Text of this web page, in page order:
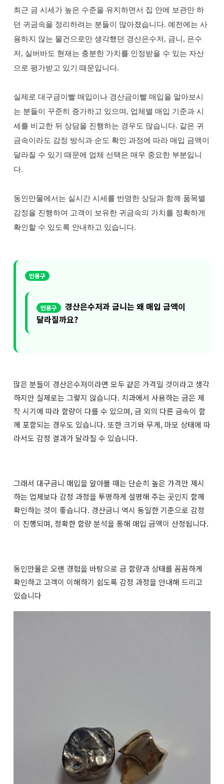
최근 금 시세가 높은 수준을 유지하면서 집 안에 보관만 하
던 귀금속을 정리하려는 분들이 많아졌습니다. 예전에는 사
용하지 않는 물건으로만 생각했던 경산은수저, 금니, 은수
저, 실버바도 현재는 충분한 가치를 인정받을 수 있는 자산
으로 평가받고 있기 때문입니다.
실제로 대구금이빨 매입이나 경산금이빨 매입을 알아보시
는 분들이 꾸준히 증가하고 있으며, 업체별 매입 기준과 시
세를 비교한 뒤 상담을 진행하는 경우도 많습니다. 같은 귀
금속이라도 감정 방식과 순도 확인 과정에 따라 매입 금액이
달라질 수 있기 때문에 업체 선택은 매우 중요한 부분입니
다.
동인만물에서는 실시간 시세를 반영한 상담과 함께 품목별
감정을 진행하여 고객이 보유한 귀금속의 가치를 정확하게
확인할 수 있도록 안내하고 있습니다.
경산은수저과 금니는 왜 매입 금액이
달라질까요?
많은 분들이 경산은수저이라면 모두 같은 가격일 것이라고 생각
하지만 실제로는 그렇지 않습니다. 치과에서 사용하는 금은 제
작 시기에 따라 함량이 다를 수 있으며, 금 외의 다른 금속이 함
께 포함되는 경우도 있습니다. 또한 크기와 무게, 마모 상태에 따
라서도 감정 결과가 달라질 수 있습니다.
그래서 대구금니 매입을 알아볼 때는 단순히 높은 가격만 제시
하는 업체보다 감정 과정을 투명하게 설명해 주는 곳인지 함께
확인하는 것이 좋습니다. 경산금니 역시 동일한 기준으로 감정
이 진행되며, 정확한 함량 분석을 통해 매입 금액이 산정됩니다.
동인만물은 오랜 경험을 바탕으로 금 함량과 상태를 꼼꼼하게
확인하고 고객이 이해하기 쉽도록 감정 과정을 안내해 드리고
있습니다